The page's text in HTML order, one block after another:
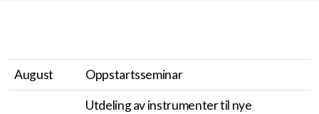
August Oppstartsseminar
Utdeling av instrumenter til nye
Musikantstyret
Dirigenter og instruktører